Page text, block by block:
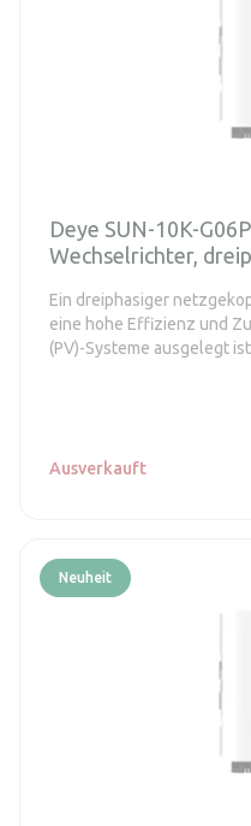
Deye SUN-10K-
Wechselrichter,
Ein dreiphasiger
eine hohe Effizienz und
(PV)-Systeme ausgelegt
mit fortschrittlichen
virtueller
Ausverkauft
Neuheit